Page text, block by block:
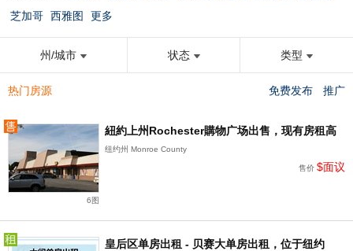
芝加哥 西雅图 更多
州/城市 状态 类型
热门房源 免费发布 推广
6图
紐約上州Rochester購物广场出售，现有房租高
纽约州 Monroe County
售价 $面议
皇后区单房出租 - 贝赛大单房出租，位于纽约